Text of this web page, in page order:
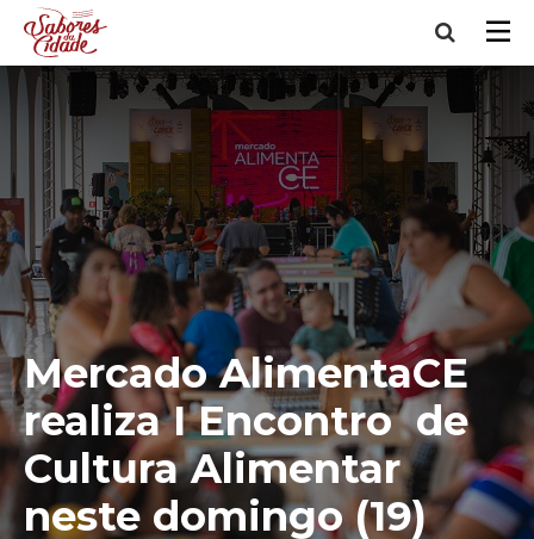
Mercado AlimentaCE
realiza I Encontro de
Cultura Alimentar
neste domingo (19)